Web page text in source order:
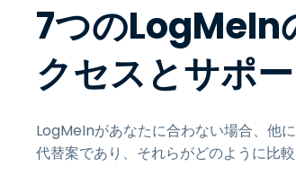
7つのLogMeIn
クセスとサポ
LogMeInがあなたに合わない場合、他
代替案であり、それらがどのように比